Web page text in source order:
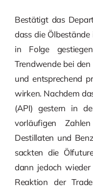
Bestätigt das
dass die
in Folge
Trendwende bei
und entsprechend
wirken. Nachdem
(API) gestern in
vorläufigen
Destillaten und
sackten die
dann jedoch
Reaktion der